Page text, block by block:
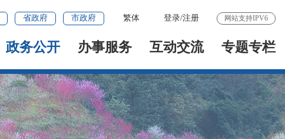
省政府 市政府 繁体 登录/注册 网站支持IPV6
政务公开 办事服务 互动交流 专题专栏